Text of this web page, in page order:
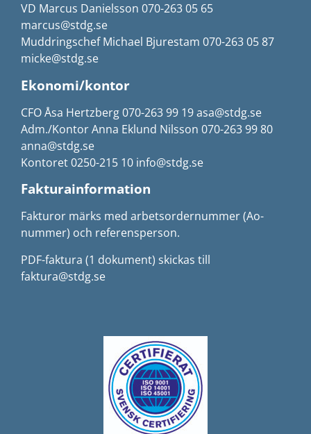
VD Marcus Danielsson 070-263 05 65
marcus@stdg.se
Muddringschef Michael Bjurestam 070-263 05 87
micke@stdg.se
Ekonomi/kontor
CFO Åsa Hertzberg 070-263 99 19 asa@stdg.se
Adm./Kontor Anna Eklund Nilsson 070-263 99 80
anna@stdg.se
Kontoret 0250-215 10 info@stdg.se
Fakturainformation
Fakturor märks med arbetsordernummer (Ao-
nummer) och referensperson.
PDF-faktura (1 dokument) skickas till
faktura@stdg.se